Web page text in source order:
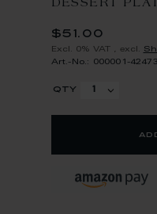
DESSERT
$51.00
Excl. 0% VAT excl.
Art.-No.: 000001-
qty